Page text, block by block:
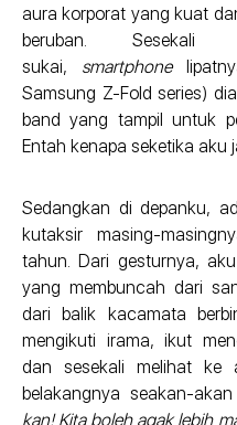
aura korporat yang kuat
beruban.
sukai, smartphone
Samsung Z-Fold series)
band yang tampil untuk
Entah kenapa seketika aku
Sedangkan di depanku,
kutaksir masing-
tahun. Dari gesturnya,
yang membuncah dari
dari balik kacamata
mengikuti irama, ikut
dan sesekali melihat ke
belakangnya seakan-
kan! Kita boleh agak lebih